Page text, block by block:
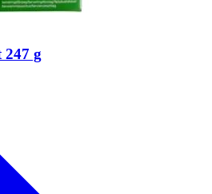
247 g